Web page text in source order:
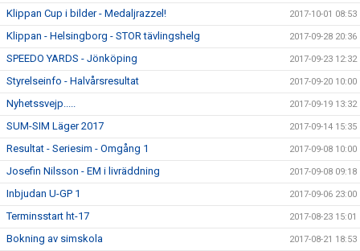
Klippan Cup i bilder - Medaljrazzel! 2017-10-01 08:53
Klippan - Helsingborg - STOR tävlingshelg 2017-09-28 20:36
SPEEDO YARDS - Jönköping 2017-09-23 12:32
Styrelseinfo - Halvårsresultat 2017-09-20 10:00
Nyhetssvejp..... 2017-09-19 13:32
SUM-SIM Läger 2017 2017-09-14 15:35
Resultat - Seriesim - Omgång 1 2017-09-08 10:00
Josefin Nilsson - EM i livräddning 2017-09-08 09:18
Inbjudan U-GP 1 2017-09-06 23:00
Terminsstart ht-17 2017-08-23 15:01
Bokning av simskola 2017-08-21 18:53